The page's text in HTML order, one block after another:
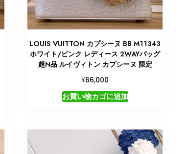
LOUIS VUITTON カプシーヌ BB M11343
ホワイト/ピンク レディース 2WAYバッグ
超N品 ルイヴィトン カプシーヌ 限定
¥66,000
お買い物カゴに追加